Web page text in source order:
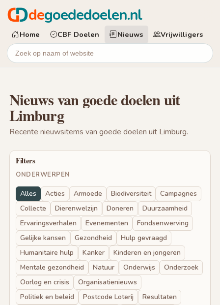
degoededoelen.nl
Home CBF Doelen Nieuws Vrijwilligers
Nieuws van goede doelen uit
Limburg
Recente nieuwsitems van goede doelen uit Limburg.
Filters
ONDERWERPEN
Alles Acties Armoede Biodiversiteit
Campagnes
Collecte
Dierenwelzijn Doneren
Duurzaamheid
Ervaringsverhalen
Evenementen
Fondsenwerving
Gelijke kansen
Gezondheid
Hulp gevraagd
Humanitaire hulp
Kanker
Kinderen en jongeren
Mentale gezondheid
Natuur Onderwijs
Onderzoek
Oorlog en crisis
Organisatienieuws
Politiek en beleid
Postcode Loterij
Resultaten